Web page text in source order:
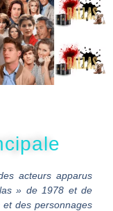
acteurs apparus
» de 1978 et de
des personnages